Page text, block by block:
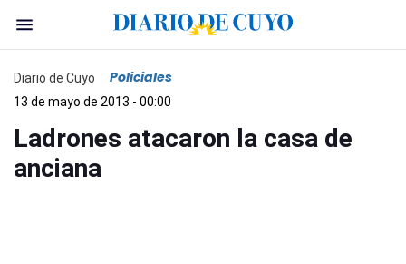
Diario de Cuyo Policiales
13 de mayo de 2013 - 00:00
Ladrones atacaron la casa de
anciana